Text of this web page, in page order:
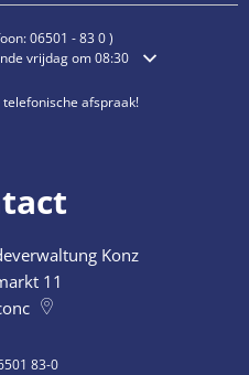
06501 - 83 0)
sluitingstijden te verbergen
vrijdag om 08:30
afspraak!
Konz
11
83-0